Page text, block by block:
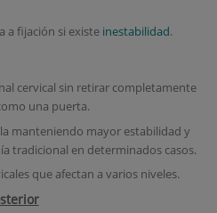
a fijación si existe inestabilidad.
cervical sin retirar completamente
una puerta.
manteniendo mayor estabilidad y
tradicional en determinados casos.
que afectan a varios niveles.